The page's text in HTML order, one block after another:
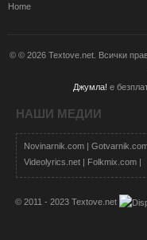
Home
© © 2026 Textove.net. Всички
Джумла! е
НАШИ МЕДИИ
Novinarnik.com |
Videolyrics.net | Folkmix.com |
© 2011 - 2023 Textove.net